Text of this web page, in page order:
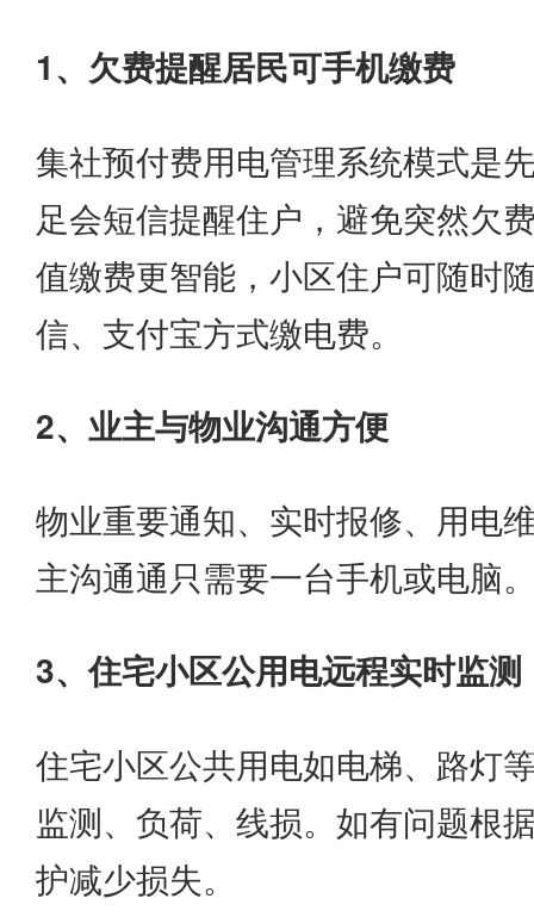
1、欠费提醒居民可手机缴费
集社预付费用电管理系统模式是
足会短信提醒住户，避免突然欠
值缴费更智能，小区住户可随时
信、支付宝方式缴电费。
2、业主与物业沟通方便
物业重要通知、实时报修、用电
主沟通通只需要一台手机或电脑
3、住宅小区公用电远程实时监测
住宅小区公共用电如电梯、路灯
监测、负荷、线损。如有问题根
护减少损失。